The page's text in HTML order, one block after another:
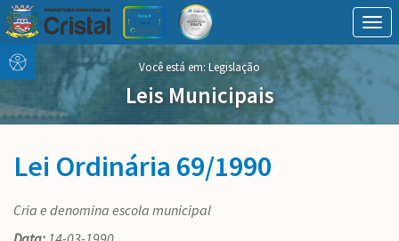
Conteúdo
Menu
conteúdo
do
menu
Você está em:Legislação
Leis Municipais
Lei Ordinária 69/1990
Cria e denomina escola municipal